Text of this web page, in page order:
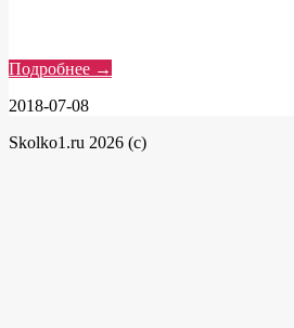
Подробнее →
2018-07-08
Skolko1.ru 2026 (c)